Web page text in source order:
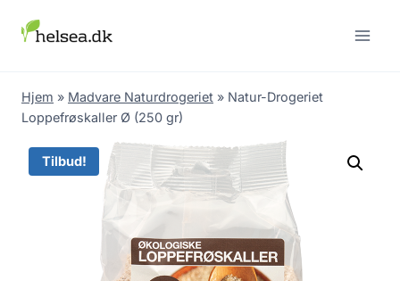
Hjem » Madvare Naturdrogeriet » Natur-Drogeriet
Loppefrøskaller Ø (250 gr)
Tilbud!